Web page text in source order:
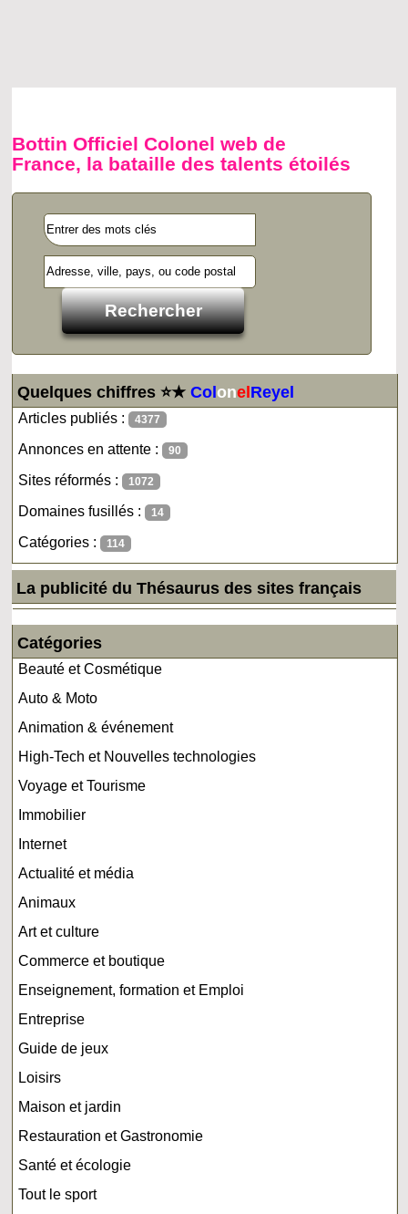
Bottin Officiel Colonel web de
France, la bataille des talents étoilés
Quelques chiffres ⭐★ColonelReyel
Articles publiés : 4377
Annonces en attente : 90
Sites réformés : 1072
Domaines fusillés : 14
Catégories : 114
La publicité du Thésaurus des sites français
Catégories
Beauté et Cosmétique
Auto & Moto
Animation & événement
High-Tech et Nouvelles technologies
Voyage et Tourisme
Immobilier
Internet
Actualité et média
Animaux
Art et culture
Commerce et boutique
Enseignement, formation et Emploi
Entreprise
Guide de jeux
Loisirs
Maison et jardin
Restauration et Gastronomie
Santé et écologie
Tout le sport